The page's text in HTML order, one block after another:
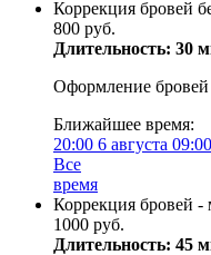
Коррекция бровей
800 руб.
Длительность: 30
Оформление бровей
Ближайшее время:
20:00 6 августа 09:00
Все
время
Коррекция бровей
1000 руб.
Длительность: 45